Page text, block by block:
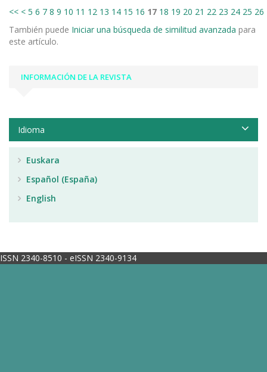
<< < 5 6 7 8 9 10 11 12 13 14 15 16 17 18 19 20 21 22 23 24 25 26
También puede Iniciar una búsqueda de similitud avanzada para
este artículo.
INFORMACIÓN DE LA REVISTA
Idioma
Euskara
Español (España)
English
ISSN 2340-8510 - eISSN 2340-9134